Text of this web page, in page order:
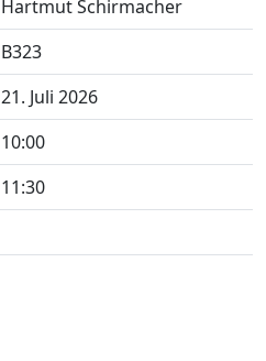
Hartmut Schirmacher
B323
21. Juli 2026
10:00
11:30